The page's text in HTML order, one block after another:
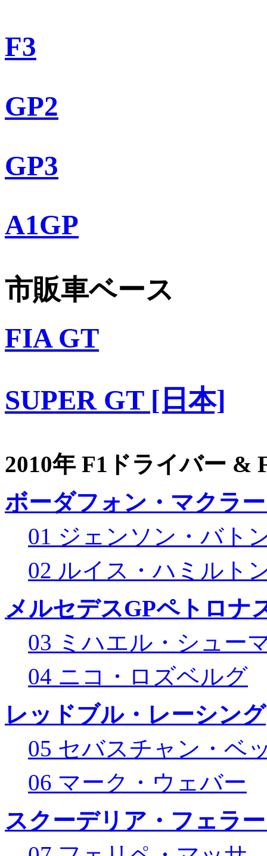
F3
GP2
GP3
A1GP
市販車ベース
FIA GT
SUPER GT [日本]
2010年 F1ドライバー &
ボーダフォン・マクラ
01 ジェンソン・バト
02 ルイス・ハミルト
メルセデスGPペトロナ
03 ミハエル・シュー
04 ニコ・ロズベルグ
レッドブル・レーシング
05 セバスチャン・ベ
06 マーク・ウェバー
スクーデリア・フェラ